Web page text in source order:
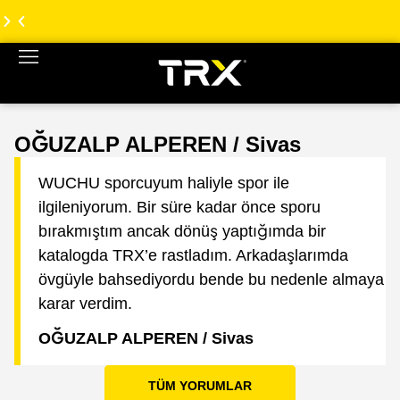
TRX
Sitesi
Yenilendi!
TRX
Sitesi
Yenilendi!
OĞUZALP ALPEREN / Sivas
WUCHU sporcuyum haliyle spor ile
ilgileniyorum. Bir süre kadar önce sporu
bırakmıştım ancak dönüş yaptığımda bir
katalogda TRX’e rastladım. Arkadaşlarımda
övgüyle bahsediyordu bende bu nedenle almaya
karar verdim.
OĞUZALP ALPEREN / Sivas
TÜM YORUMLAR